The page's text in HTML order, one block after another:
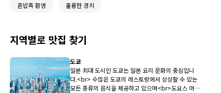
혼밥족 환영 훌륭한 경치
지역별로 맛집 찾기
도쿄
일본 최대 도시인 도쿄는 일본 요리 문화의 중심입니
다.<br> 수많은 도쿄의 레스토랑에서 상상할 수 있는
모든 종류의 음식을 제공하고 있으며<br>도요스 어시